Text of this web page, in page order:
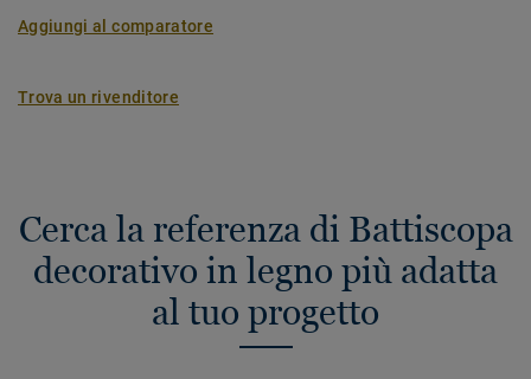
Aggiungi al comparatore
Trova un rivenditore
Cerca la referenza di Battiscopa
decorativo in legno più adatta
al tuo progetto